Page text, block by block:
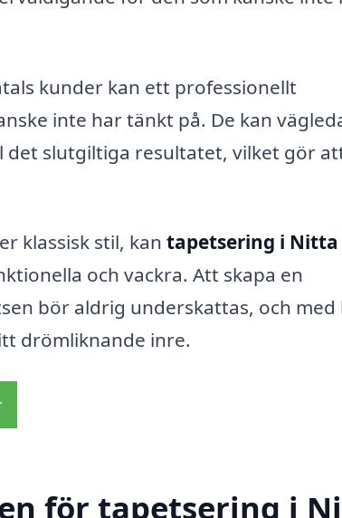
kunder kan ett professionellt
inte har tänkt på. De kan
slutgiltiga resultatet, vilket gör
klassisk stil, kan tapetsering i Nitta
och vackra. Att skapa en
bör aldrig underskattas, och med
drömliknande inre.
för tapetsering i